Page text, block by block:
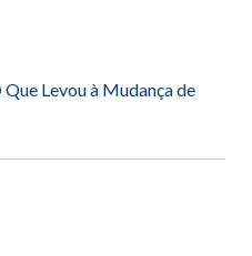
Levou à Mudança de